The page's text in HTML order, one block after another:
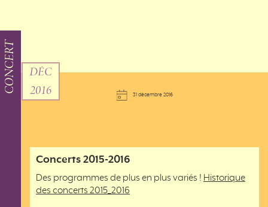
CONCERT
DÉC
2016
31 décembre 2016
Concerts 2015-2016
Des programmes de plus en plus variés ! Historique
des concerts 2015_2016